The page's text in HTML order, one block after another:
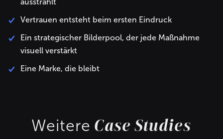
Vertrauen entsteht beim ersten Eindruck
Ein strategischer Bilderpool, der jede Maßnahme
visuell verstärkt
Eine Marke, die bleibt
Weitere Case Studies